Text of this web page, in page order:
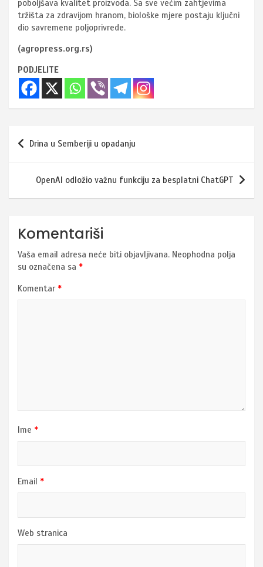
poboljšava kvalitet proizvoda. Sa sve većim zahtjevima
tržišta za zdravijom hranom, biološke mjere postaju ključni
dio savremene poljoprivrede.
(agropress.org.rs)
PODJELITE
Navigacija
članaka
Drina u Semberiji u opadanju
OpenAI odložio važnu funkciju za besplatni ChatGPT
Komentariši
Vaša email adresa neće biti objavljivana. Neophodna polja
su označena sa *
Komentar *
Ime *
Email *
Web stranica